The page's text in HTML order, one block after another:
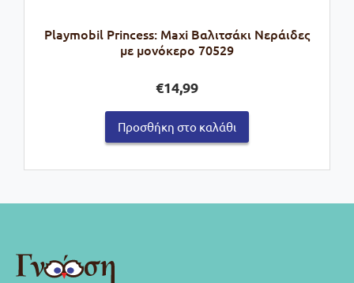
Playmobil Princess: Maxi Βαλιτσάκι Νεράιδες
με μονόκερο 70529
€14,99
Προσθήκη στο καλάθι